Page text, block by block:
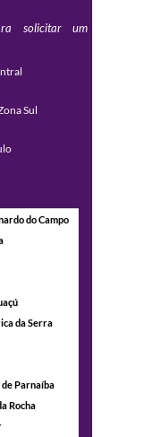
solicitar um
Sul
do Campo
da Serra
de Parnaíba
Rocha